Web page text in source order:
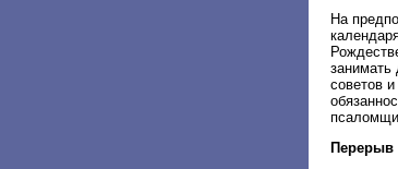
На
занимать
советов
Перерыв